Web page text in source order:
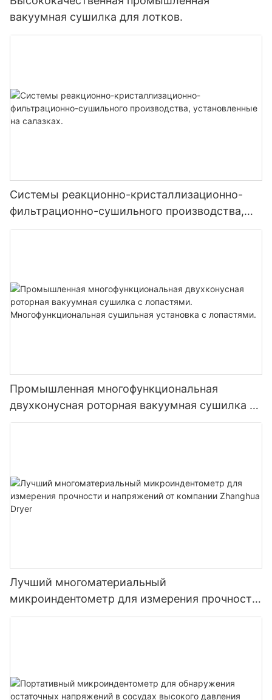
вакуумная сушилка для лотков.
Системы реакционно-кристаллизационно-
фильтрационно-сушильного производства,
установленные на салазках.
Промышленная многофункциональная
двухконусная роторная вакуумная сушилка с
лопастями. Многофункциональная сушильная
Лучший многоматериальный
микроиндентометр для измерения прочности
и напряжений от компании Zhanghua Dryer